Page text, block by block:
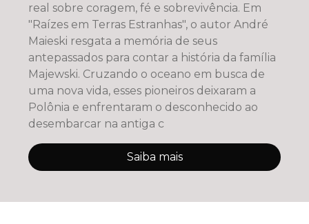
real sobre coragem, fé e sobrevivência. Em
"Raízes em Terras Estranhas", o autor André
Maieski resgata a memória de seus
antepassados para contar a história da família
Majewski. Cruzando o oceano em busca de
uma nova vida, esses pioneiros deixaram a
Polônia e enfrentaram o desconhecido ao
desembarcar na antiga c
Saiba mais